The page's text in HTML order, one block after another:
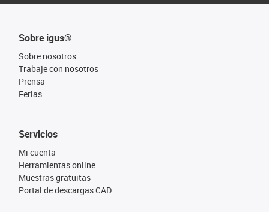
Sobre igus®
Sobre nosotros
Trabaje con nosotros
Prensa
Ferias
Servicios
Mi cuenta
Herramientas online
Muestras gratuitas
Portal de descargas CAD